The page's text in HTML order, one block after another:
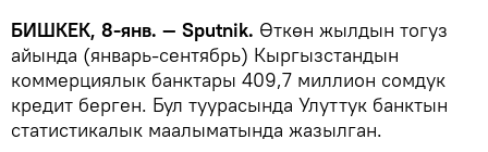
БИШКЕК, 8-янв. — Sputnik. Өткөн жылдын тогуз
айында (январь-сентябрь) Кыргызстандын
коммерциялык банктары 409,7 миллион сомдук
кредит берген. Бул туурасында Улуттук банктын
статистикалык маалыматында жазылган.